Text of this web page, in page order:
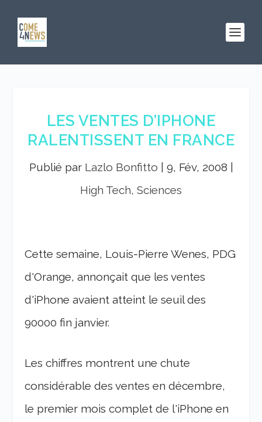
LES VENTES D’IPHONE
RALENTISSENT EN FRANCE
Publié par Lazlo Bonfitto 9, Fév, 2008
High Tech, Sciences
Cette semaine, Louis-Pierre Wenes, PDG
d'Orange, annonçait que les ventes
d'iPhone avaient atteint le seuil des
90000 fin janvier.
Les chiffres montrent une chute
considérable des ventes en décembre,
le premier mois complet de l'iPhone en